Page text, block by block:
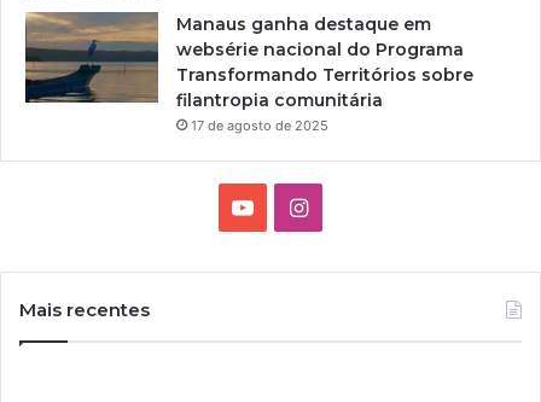
Manaus ganha destaque em
websérie nacional do Programa
Transformando Territórios sobre
filantropia comunitária
17 de agosto de 2025
I
Mais recentes